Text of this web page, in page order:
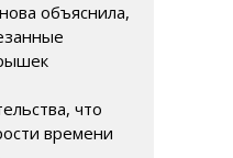
объяснила,
что
времени